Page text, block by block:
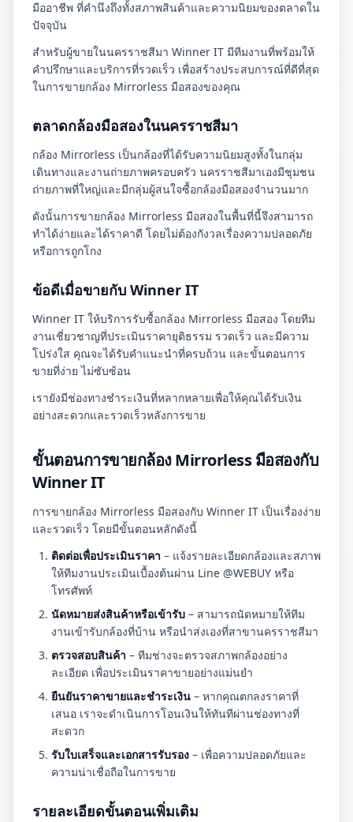
มืออาชีพ ที่คำนึงถึงทั้งสภาพสินค้าและความนิยมของตลาดใน
ปัจจุบัน
สำหรับผู้ขายในนครราชสีมา Winner IT มีทีมงานที่พร้อมให้
คำปรึกษาและบริการที่รวดเร็ว เพื่อสร้างประสบการณ์ที่ดีที่สุด
ในการขายกล้อง Mirrorless มือสองของคุณ
ตลาดกล้องมือสองในนครราชสีมา
กล้อง Mirrorless เป็นกล้องที่ได้รับความนิยมสูงทั้งในกลุ่ม
เดินทางและงานถ่ายภาพครอบครัว นครราชสีมาเองมีชุมชน
ถ่ายภาพที่ใหญ่และมีกลุ่มผู้สนใจซื้อกล้องมือสองจำนวนมาก
ดังนั้นการขายกล้อง Mirrorless มือสองในพื้นที่นี้จึงสามารถ
ทำได้ง่ายและได้ราคาดี โดยไม่ต้องกังวลเรื่องความปลอดภัย
หรือการถูกโกง
ข้อดีเมื่อขายกับ Winner IT
Winner IT ให้บริการรับซื้อกล้อง Mirrorless มือสอง โดยทีม
งานเชี่ยวชาญที่ประเมินราคายุติธรรม รวดเร็ว และมีความ
โปร่งใส คุณจะได้รับคำแนะนำที่ครบถ้วน และขั้นตอนการ
ขายที่ง่าย ไม่ซับซ้อน
เรายังมีช่องทางชำระเงินที่หลากหลายเพื่อให้คุณได้รับเงิน
อย่างสะดวกและรวดเร็วหลังการขาย
ขั้นตอนการขายกล้อง Mirrorless มือสองกับ
Winner IT
การขายกล้อง Mirrorless มือสองกับ Winner IT เป็นเรื่องง่าย
และรวดเร็ว โดยมีขั้นตอนหลักดังนี้
ติดต่อเพื่อประเมินราคา – แจ้งรายละเอียดกล้องและสภาพ
ให้ทีมงานประเมินเบื้องต้นผ่าน Line @WEBUY หรือ
โทรศัพท์
นัดหมายส่งสินค้าหรือเข้ารับ – สามารถนัดหมายให้ทีม
งานเข้ารับกล้องที่บ้าน หรือนำส่งเองที่สาขานครราชสีมา
ตรวจสอบสินค้า – ทีมช่างจะตรวจสภาพกล้องอย่าง
ละเอียด เพื่อประเมินราคาขายอย่างแม่นยำ
ยืนยันราคาขายและชำระเงิน – หากคุณตกลงราคาที่
เสนอ เราจะดำเนินการโอนเงินให้ทันทีผ่านช่องทางที่
สะดวก
รับใบเสร็จและเอกสารรับรอง – เพื่อความปลอดภัยและ
ความน่าเชื่อถือในการขาย
รายละเอียดขั้นตอนเพิ่มเติม